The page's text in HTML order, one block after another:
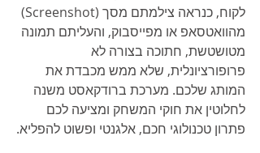
לקוח, כנראה צילמתם מסך (Screenshot)
מהוואטסאפ או מפייסבוק, והעליתם תמונה
מטושטשת, חתוכה בצורה לא
פרופורציונלית, שלא ממש מכבדת את
המותג שלכם. מערכת ברודקאסט משנה
לחלוטין את חוקי המשחק ומציעה לכם
פתרון טכנולוגי חכם, אלגנטי ופשוט להפליא.